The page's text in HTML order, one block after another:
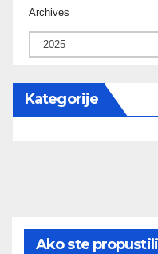
Archives
Kategorije
Ako ste propustili